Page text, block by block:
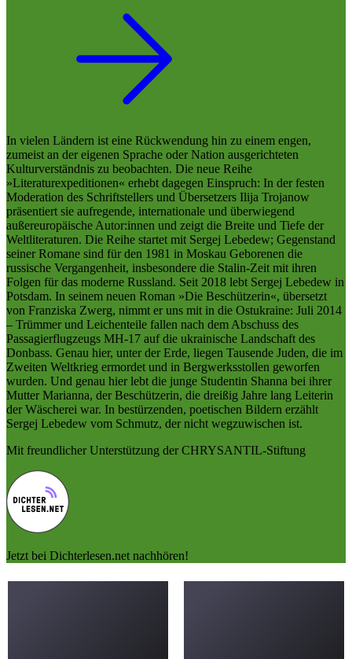
In vielen Ländern ist eine Rückwendung hin zu einem engen,
zumeist an der eigenen Sprache oder Nation ausgerichteten
Kulturverständnis zu beobachten. Die neue Reihe
»Literaturexpeditionen« erhebt dagegen Einspruch: In der festen
Moderation des Schriftstellers und Übersetzers Ilija Trojanow
präsentiert sie aufregende, internationale und überwiegend
außereuropäische Autor:innen und zeigt die Breite und Tiefe der
Weltliteraturen. Die Reihe startet mit Sergej Lebedew; Gegenstand
seiner Romane sind für den 1981 in Moskau Geborenen die
russische Vergangenheit, insbesondere die Stalin-Zeit mit ihren
Folgen für das moderne Russland. Seit 2018 lebt Sergej Lebedew in
Potsdam. In seinem neuen Roman »Die Beschützerin«, übersetzt
von Franziska Zwerg, nimmt er uns mit in die Ostukraine: Juli 2014
– Trümmer und Leichenteile fallen nach dem Abschuss des
Passagierflugzeugs MH-17 auf die ukrainische Landschaft des
Donbass. Genau hier, unter der Erde, liegen Tausende Juden, die im
Zweiten Weltkrieg ermordet und in Bergwerksstollen geworfen
wurden. Und genau hier lebt die junge Studentin Shanna bei ihrer
Mutter Marianna, der Beschützerin, die dreißig Jahre lang Leiterin
der Wäscherei war. In bestürzenden, poetischen Bildern erzählt
Sergej Lebedew vom Schmutz, der nicht wegzuwischen ist.
Mit freundlicher Unterstützung der CHRYSANTIL-Stiftung
Jetzt bei Dichterlesen.net nachhören!